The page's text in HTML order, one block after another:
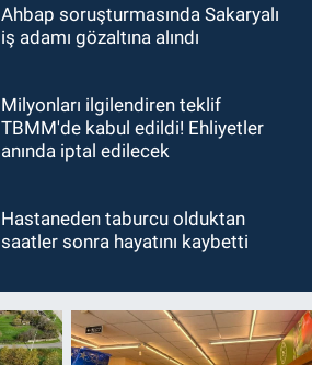
Ahbap soruşturmasında Sakaryalı
iş adamı gözaltına alındı
Milyonları ilgilendiren teklif
TBMM'de kabul edildi! Ehliyetler
anında iptal edilecek
Hastaneden taburcu olduktan
saatler sonra hayatını kaybetti